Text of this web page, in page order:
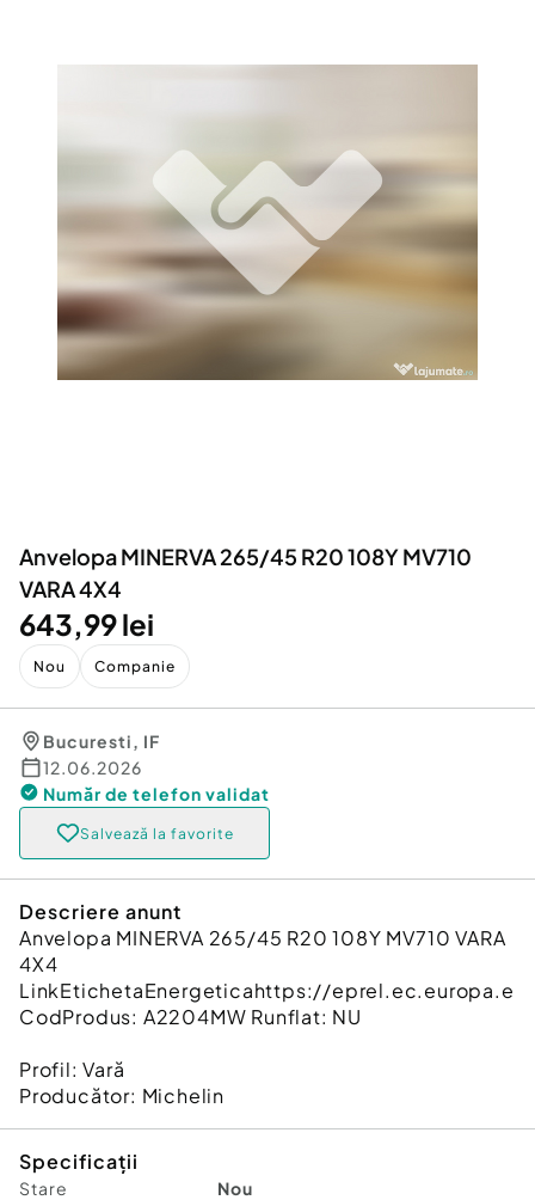
Animale de companie
Anvelopa MINERVA 265/45 R20 108Y MV710
VARA 4X4
643,99 lei
Nou Companie
Bucuresti, IF
12.06.2026
Număr de telefon validat
Salvează la favorite
Descriere anunt
Anvelopa MINERVA 265/45 R20 108Y MV710 VARA
4X4
LinkEtichetaEnergeticahttps://
CodProdus: A2204MW Runflat: NU
Profil: Vară
Producător: Michelin
Specificații
Stare Nou